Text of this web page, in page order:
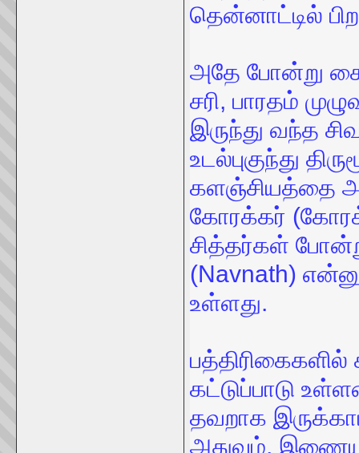
தென்னாட்டில்
அதே போன்று
சரி, பாரதம்
இருந்து வந்த
உடல்புகுந்து
களஞ்சியத்தை
கோரக்கர் (கோரக்
சித்தர்கள்
(Navnath)
உள்ளது.
பத்திரிகைகளில்
கட்டுப்பாடு
தவறாக
அதுவும்,